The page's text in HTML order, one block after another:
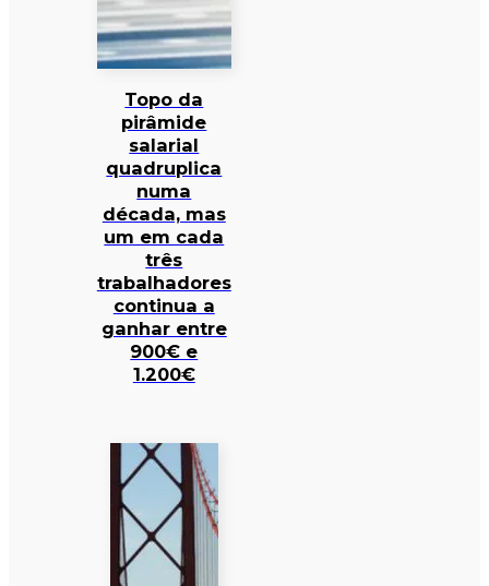
Topo da
pirâmide
salarial
quadruplica
numa
década, mas
um em cada
três
trabalhadores
continua a
ganhar entre
900€ e
1.200€